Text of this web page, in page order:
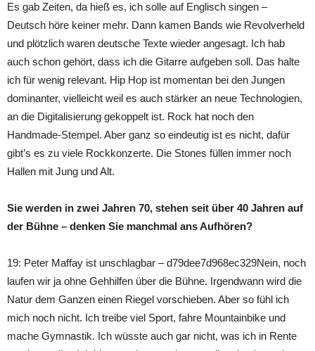
Es gab Zeiten, da hieß es, ich solle auf Englisch singen –
Deutsch höre keiner mehr. Dann kamen Bands wie Revolverheld
und plötzlich waren deutsche Texte wieder angesagt. Ich hab
auch schon gehört, dass ich die Gitarre aufgeben soll. Das halte
ich für wenig relevant. Hip Hop ist momentan bei den Jungen
dominanter, vielleicht weil es auch stärker an neue Technologien,
an die Digitalisierung gekoppelt ist. Rock hat noch den
Handmade-Stempel. Aber ganz so eindeutig ist es nicht, dafür
gibt’s es zu viele Rockkonzerte. Die Stones füllen immer noch
Hallen mit Jung und Alt.
Sie werden in zwei Jahren 70, stehen seit über 40 Jahren auf
der Bühne – denken Sie manchmal ans Aufhören?
19: Peter Maffay ist unschlagbar – d79dee7d968ec329Nein, noch
laufen wir ja ohne Gehhilfen über die Bühne. Irgendwann wird die
Natur dem Ganzen einen Riegel vorschieben. Aber so fühl ich
mich noch nicht. Ich treibe viel Sport, fahre Mountainbike und
mache Gymnastik. Ich wüsste auch gar nicht, was ich in Rente